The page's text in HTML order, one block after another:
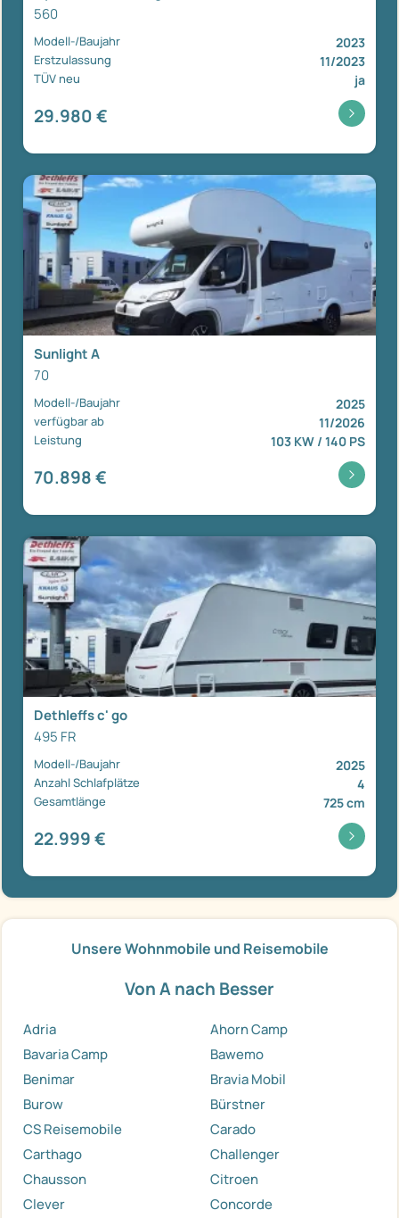
560
Modell-/Baujahr 2023
Erstzulassung 11/2023
TÜV neu ja
29.980 €
Sunlight A
70
Modell-/Baujahr 2025
verfügbar ab 11/2026
Leistung 103 KW / 140 PS
70.898 €
Dethleffs c' go
495 FR
Modell-/Baujahr 2025
Anzahl Schlafplätze 4
Gesamtlänge 725 cm
22.999 €
Unsere Wohnmobile und Reisemobile
Von A nach Besser
Adria
Ahorn Camp
Bavaria Camp
Bawemo
Benimar
Bravia Mobil
Burow
Bürstner
CS Reisemobile
Carado
Carthago
Challenger
Chausson
Citroen
Clever
Concorde